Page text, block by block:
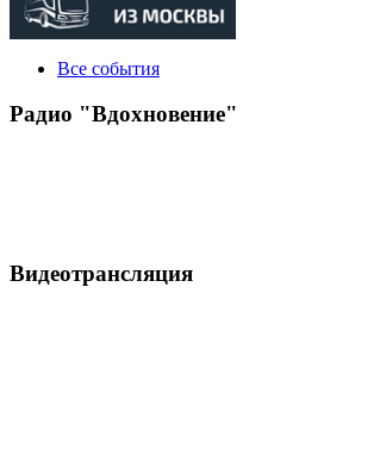
Все события
Радио "Вдохновение"
Видеотрансляция